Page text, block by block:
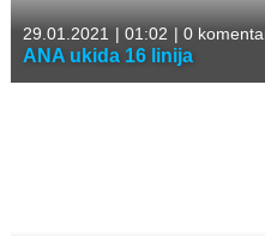
29.01.2021 | 01:02 | 0
ANA ukida 16 linija